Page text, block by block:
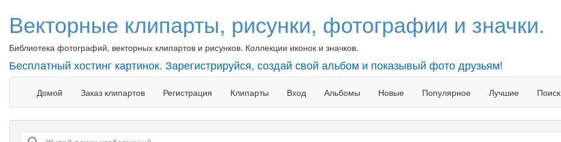
Векторные клипарты, рисунки, фотографии и значки.
Библиотека фотографий, векторных клипартов и рисунков. Коллекции иконок и значков.
Бесплатный хостинг картинок. Зарегистрируйся, создай свой альбом и показывый фото друзьям!
Домой Заказ клипартов Регистрация Клипарты Вход Альбомы Новые Популярное Лучшие Поиск